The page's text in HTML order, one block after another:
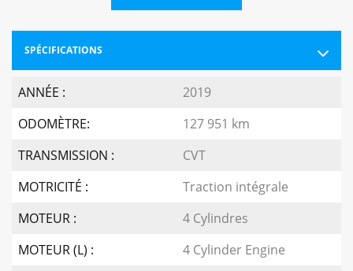
SPÉCIFICATIONS
ANNÉE :
2019
ODOMÈTRE:
127 951 km
TRANSMISSION :
CVT
MOTRICITÉ :
Traction intégrale
MOTEUR :
4 Cylindres
MOTEUR (L) :
4 Cylinder Engine